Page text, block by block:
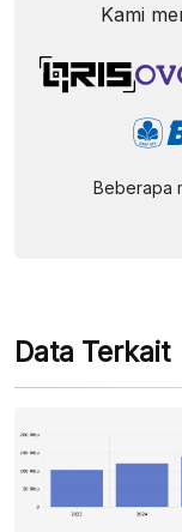
Kami
Beberapa
Data Terkait